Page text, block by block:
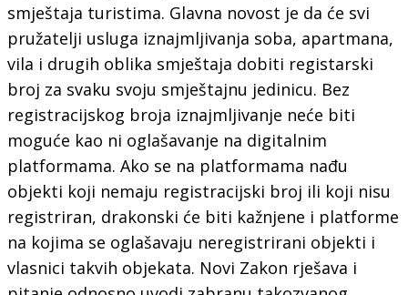
smještaja turistima. Glavna novost je da će svi
pružatelji usluga iznajmljivanja soba, apartmana,
vila i drugih oblika smještaja dobiti registarski
broj za svaku svoju smještajnu jedinicu. Bez
registracijskog broja iznajmljivanje neće biti
moguće kao ni oglašavanje na digitalnim
platformama. Ako se na platformama nađu
objekti koji nemaju registracijski broj ili koji nisu
registriran, drakonski će biti kažnjene i platforme
na kojima se oglašavaju neregistrirani objekti i
vlasnici takvih objekata. Novi Zakon rješava i